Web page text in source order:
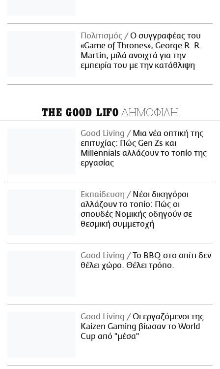
Πολιτισμός
Ο συγγραφέας του
«Game of Thrones», George R. R.
Martin, μιλά ανοιχτά για την
εμπειρία του με την κατάθλιψη
THE GOOD LIFO ΔΗΜΟΦΙΛΗ
Good Living
Μια νέα οπτική της
επιτυχίας: Πώς Gen Zs και
Millennials αλλάζουν το τοπίο της
εργασίας
Εκπαίδευση
Νέοι δικηγόροι
αλλάζουν το τοπίο: Πώς οι
σπουδές Νομικής οδηγούν σε
θεσμική συμμετοχή
Good Living
Το BBQ στο σπίτι δεν
θέλει χώρο. Θέλει τρόπο.
Good Living
Οι εργαζόμενοι της
Kaizen Gaming βίωσαν το World
Cup από "μέσα"